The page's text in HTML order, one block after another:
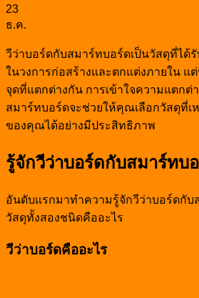
23
ธ.ค.
วีว่าบอร์ดกับสมาร์ทบอร์ดเป็นวัสดุที่ได้
ในวงการก่อสร้างและตกแต่งภายใน
จุดที่แตกต่างกัน การเข้าใจความแตกต่
สมาร์ทบอร์ดจะช่วยให้คุณเลือกวัสดุที่เ
ของคุณได้อย่างมีประสิทธิภาพ
รู้จักวีว่าบอร์ดกับสมาร์ทบ
อันดับแรกมาทำความรู้จักวีว่าบอร์ดกั
วัสดุทั้งสองชนิดคืออะไร
วีว่าบอร์ดคืออะไร